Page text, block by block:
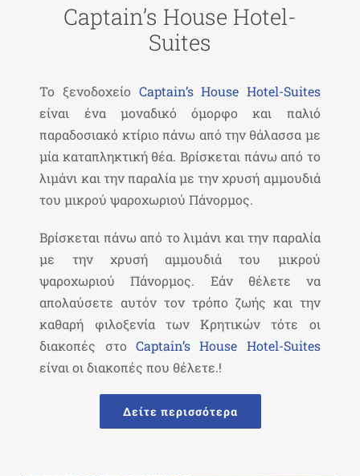
Captain’s House Hotel-
Suites
Το ξενοδοχείο Captain’s House Hotel-Suites
είναι ένα μοναδικό όμορφο και παλιό
παραδοσιακό κτίριο πάνω από την θάλασσα με
μία καταπληκτική θέα. Βρίσκεται πάνω από το
λιμάνι και την παραλία με την χρυσή αμμουδιά
του μικρού ψαροχωριού Πάνορμος.
Βρίσκεται πάνω από το λιμάνι και την παραλία
με την χρυσή αμμουδιά του μικρού
ψαροχωριού Πάνορμος. Εάν θέλετε να
απολαύσετε αυτόν τον τρόπο ζωής και την
καθαρή φιλοξενία των Κρητικών τότε οι
διακοπές στο Captain’s House Hotel-Suites
είναι οι διακοπές που θέλετε.!
Δείτε περισσότερα